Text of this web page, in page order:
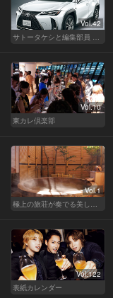
Vol.42
サトータケシと編集部員 船山の"CAR GENTSへの道"
Vol.10
東カレ倶楽部
Vol.1
極上の旅荘が奏でる美しき寛ぎ
Vol.122
表紙カレンダー